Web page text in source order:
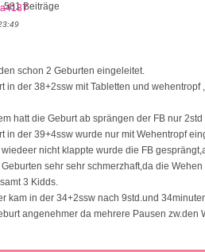
581 Beiträge
schon 2 Geburten eingeleitet.
in der 38+2ssw mit Tabletten und
hatt die Geburt ab sprängen der FB nur
in der 39+4ssw wurde nur mit Wehentropf
wiedeer nicht klappte wurde die FB
sehr sehr schmerzhaft,da die
3 Kidds.
kam in der 34+2ssw nach 9std.und
angenehmer da mehrere Pausen zw.den